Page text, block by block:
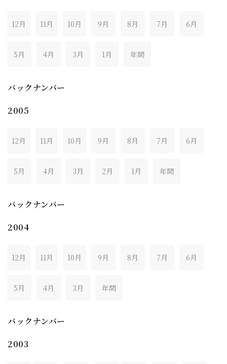
12月 11月 10月 9月 8月 7月 6月
5月 4月 3月 1月 年間
バックナンバー
2005
12月 11月 10月 9月 8月 7月 6月
5月 4月 3月 2月 1月 年間
バックナンバー
2004
12月 11月 10月 9月 8月 7月 6月
5月 4月 3月 年間
バックナンバー
2003